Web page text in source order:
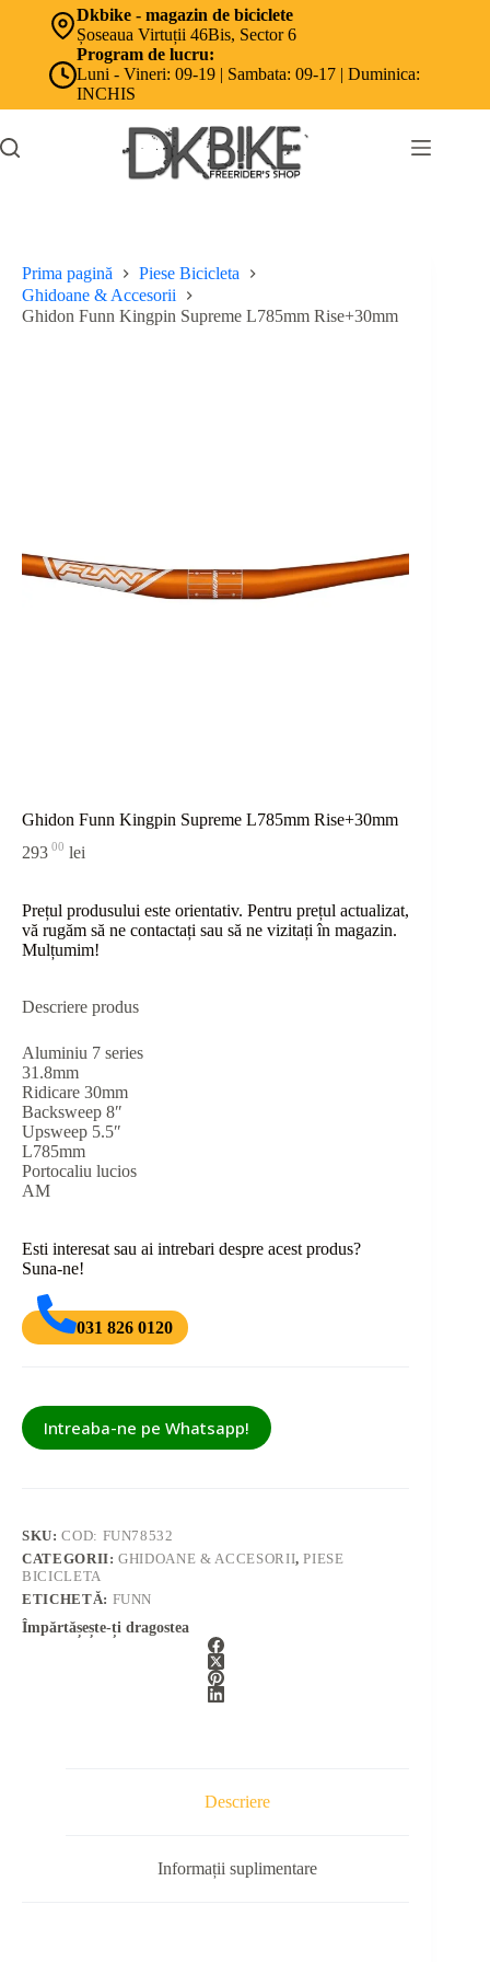
Dkbike - magazin de biciclete
Șoseaua Virtuții 46Bis, Sector 6
Program de lucru:
Luni - Vineri: 09-19 | Sambata: 09-17 | Duminica:
INCHIS
Prima pagină
Piese Bicicleta
Ghidoane & Accesorii
Ghidon Funn Kingpin Supreme L785mm Rise+30mm
Ghidon Funn Kingpin Supreme L785mm Rise+30mm
293 00 lei
Prețul produsului este orientativ. Pentru prețul actualizat,
vă rugăm să ne contactați sau să ne vizitați în magazin.
Mulțumim!
Descriere produs
Aluminiu 7 series
31.8mm
Ridicare 30mm
Backsweep 8″
Upsweep 5.5″
L785mm
Portocaliu lucios
AM
Esti interesat sau ai intrebari despre acest produs?
Suna-ne!
031 826 0120
Intreaba-ne pe Whatsapp!
SKU:COD: FUN78532
CATEGORII:GHIDOANE & ACCESORII,PIESE
BICICLETA
ETICHETĂ: FUNN
Împărtășește-ți dragostea
Descriere
Informații suplimentare